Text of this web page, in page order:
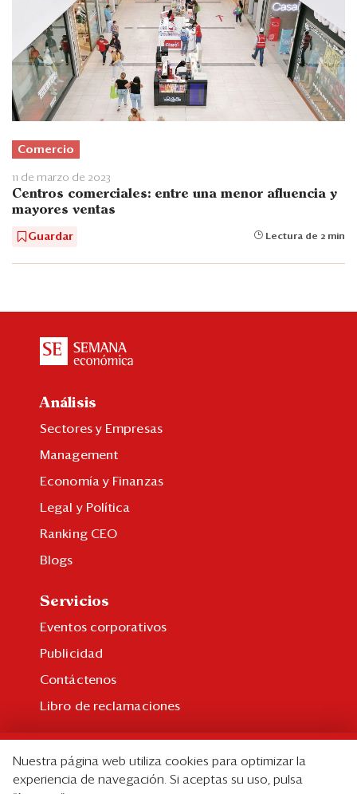
Comercio
11 de marzo de 2023
Centros comerciales: entre una menor afluencia y
mayores ventas
Guardar Lectura de 2 min
Análisis
Sectores y Empresas
Management
Economía y Finanzas
Legal y Política
Ranking CEO
Blogs
Servicios
Eventos corporativos
Publicidad
Contáctenos
Libro de reclamaciones
Suscripción individual
Nuestra página web utiliza cookies para optimizar la
experiencia de navegación. Si aceptas su uso, pulsa